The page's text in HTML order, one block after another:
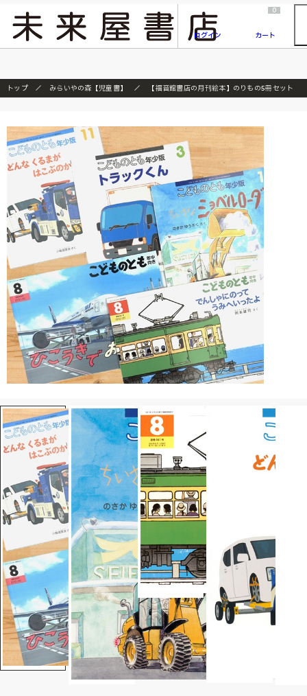
『ONE PIECE magazine 021 ONE PIECEカード付き同梱版』発売延期のご案内
ログイン
0
カート
トップ みらいやの森【児童書】 【福音館書店の月刊絵本】のりもの5冊セット